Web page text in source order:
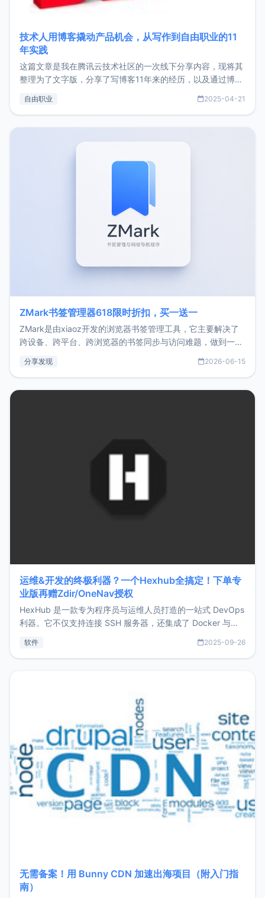
技术人用博客撬动产品机会，从写作到自由职业的11
年实践
这篇文章是我在腾讯云技术社区的一次线下分享内容，现将其
整理为了文字版，分享了写博客11年来的经历，以及通过博客
了我的首个产品ImgURL的真实数据和产品现状。自我介绍大
自由职业 2025-04-21
ZMark书签管理器618限时折扣，买一送一
ZMark是由xiaoz开发的浏览器书签管理工具，它主要解决了
跨设备、跨平台、跨浏览器的书签同步与访问难题，做到一处
用，让管理更高效。ZMark官网地址：
分享发现 2026-06-15
运维&开发的终极利器？一个Hexhub全搞定！下单专
业版再赠Zdir/OneNav授权
HexHub 是一款专为程序员与运维人员打造的一站式 DevOps
利器。它不仅支持连接 SSH 服务器，还集成了 Docker 与常
件间频繁切换，仅凭 HexHub 即可同时搞定运维与数据库操
软件 2025-09-26
无需备案！用 Bunny CDN 加速出海项目（附入门指
南）